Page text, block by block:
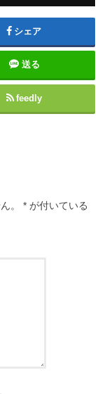
シェア
送る
feedly
。 * が付いている